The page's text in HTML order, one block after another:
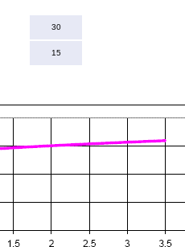
30
15